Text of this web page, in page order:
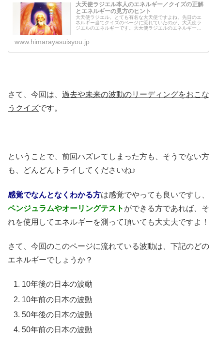
大天使ラジエル本人のエネルギー／クイズの正解
とエネルギーの見方のヒント
大天使ラジエル。とても有名な大天使ですよね。先日のエ
ネルギー当てクイズのページに流れていたのが、大天使ラ
ジエルのエネルギーです。大天使ラジエルのエネルギーと
ージにもそのエネルギーが流れてい...
www.himarayasuisyou.jp
さて、今回は、 過去や未来の波動のリーディングをおこな
うクイズです。
ということで、前回ハズレてしまった方も、そうでない方
も、どんどんトライしてくださいね♪
感覚でなんとなくわかる方は感覚でやっても良いですし、
ペンジュラムやオーリングテスト ができる方であれば、そ
れを使用してエネルギーを測って頂いても大丈夫ですよ！
さて、今回のこのページに流れている波動は、下記のどの
エネルギーでしょうか？
10年後の日本の波動
10年前の日本の波動
50年後の日本の波動
50年前の日本の波動